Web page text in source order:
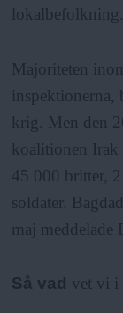
lokalbefolkning.
Majoriteten
inspektionerna,
krig. Men den
koalitionen Irak
45 000 britter,
soldater.
maj meddelade
Så vad vet vi i